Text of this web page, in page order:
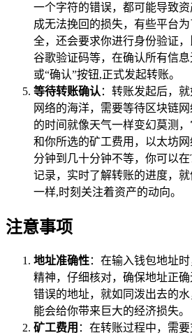
一个字符的错误，都可能导致
成无法挽回的损失，有些平台
全，还会要求你进行身份验证，
谷歌验证码等，在确认所有信
或“确认”按钮,正式发起转账。
等待转账确认 ：转账发起后，
网络的海洋，需要等待区块链
的时间就像天气一样变幻莫测
和你所选的矿工费用，以太坊
分钟到几十分钟不等，你可以
记录，实时了解转账的进度，
一样,时刻关注着资产的动向。
注意事项
地址准确性：在输入钱包地址
精神，仔细核对，确保地址正
错误的地址，就如同泼出去的
能会给你带来巨大的经济损失。
矿工费用 ：在转账过程中，需